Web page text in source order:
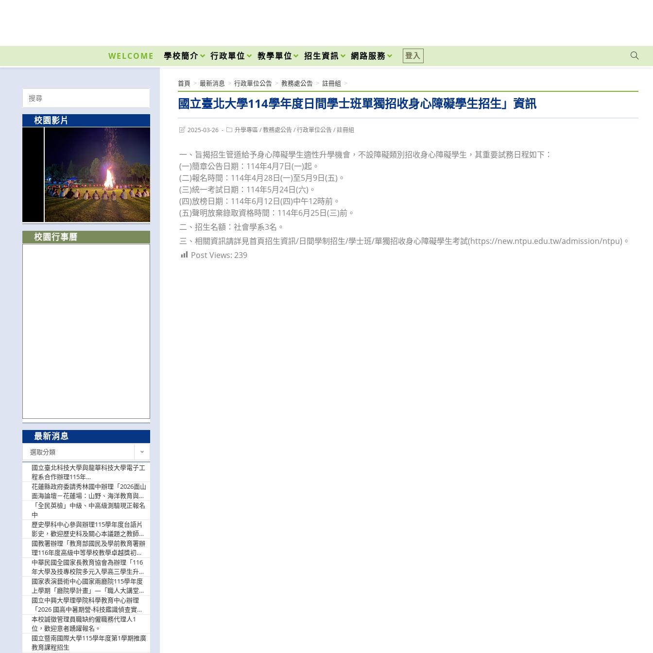
內
WELCOME 學校簡介 行政單位 教學單位 招生資訊 網路服務 登入
國立臺北大學114學年度日間學士班單獨招收身心障礙學生招生」資訊
首頁 > 最新消息 > 行政單位公告 > 教務處公告 > 註冊組 >
Post2025-03-26
Post升學專區 / 教務處公告 / 行政單位公告 / 註冊組
一、旨揭招生管道給予身心障礙學生適性升學機會，不設障礙類別招收身心障礙學生，其重要試務日程如下：
(一)簡章公告日期：114年4月7日(一)起。
(二)報名時間：114年4月28日(一)至5月9日(五)。
(三)統一考試日期：114年5月24日(六)。
(四)放榜日期：114年6月12日(四)中午12時前。
(五)聲明放棄錄取資格時間：114年6月25日(三)前。
二、招生名額：社會學系3名。
三、相關資訊請詳見首頁招生資訊/日間學制招生/學士班/單獨招收身心障礙學生考試(https://new.ntpu.edu.tw/admission/ntpu)。
Post Views: 239
Search
for:
校園影片
校園行事曆
最新消息
選取分類
國立臺北科技大學與龍華科技大學電子工
程系合作辦理115年
「115.08.10~08.12「AI賦能應用於智慧半
導體研習營」，歡迎學生踴躍報名參加
花蓮縣政府委請秀林國中辦理「2026面山
面海論壇－花蓮場：山野、海洋教育與戶
外安全實務課程」，歡迎踴躍報名參加
「全民英檢」中級、中高級測驗現正報名
中
歷史學科中心參與辦理115學年度台語片
影史，歡迎歷史科及關心本議題之教師踴
躍報名參加
國教署辦理「教育部國民及學前教育署辦
理116年度高級中等學校教學卓越獎初選
實施計畫」，鼓勵教師踴躍報名
中華民國全國家長教育協會為辦理「116
年大學及技專校院多元入學高三學生升學
輔導家長說明會」
國家表演藝術中心國家兩廳院115學年度
上學期「廳院學計畫」—「職人大講堂」
及「一日體驗課程」，鼓勵踴躍報名參
與。
國立中興大學理學院科學教育中心辦理
「2026 國高中暑期營-科技鑑識偵查實戰
營」活動資訊，鼓勵學生踴躍報名參加。
本校誠徵管理員職缺約僱職務代理人1
位，歡迎意者踴躍報名。
國立暨南國際大學115學年度第1學期推廣
教育課程招生